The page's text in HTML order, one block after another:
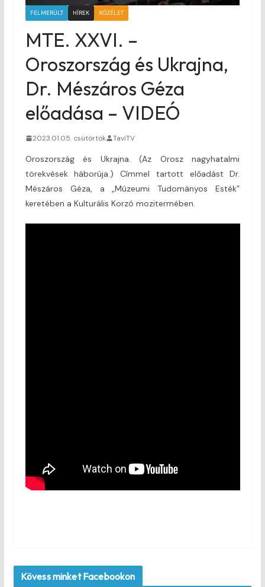
FELMERÜLT HÍREK KÖZÉLET
MTE. XXVI. –
Oroszország és Ukrajna,
Dr. Mészáros Géza
előadása – VIDEÓ
2023.01.05. csütörtök TaviTV
Oroszország és Ukrajna. (Az Orosz nagyhatalmi
törekvések háborúja.) Címmel tartott előadást Dr.
Mészáros Géza, a „Múzeumi Tudományos Esték”
keretében a Kulturális Korzó mozitermében.
Kövess minket Facebookon